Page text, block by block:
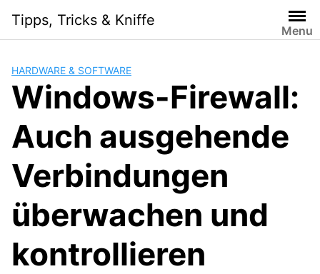
content
Tipps, Tricks & Kniffe
Menu
HARDWARE & SOFTWARE
Windows-Firewall:
Auch ausgehende
Verbindungen
überwachen und
kontrollieren